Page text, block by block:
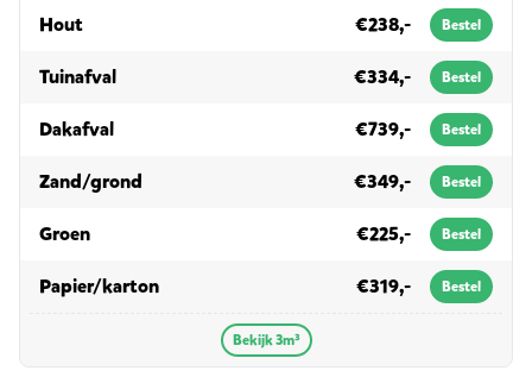
Houtin 3m³ €238,- Bestel
Tuinafvalin 3m³ €334,- Bestel
Dakafvalin 3m³ €739,- Bestel
Zand/grond €349,- Bestel
Groenin 3m³ €225,- Bestel
Papier/kartonin 3m³ €319,- Bestel
Bekijk 3m³